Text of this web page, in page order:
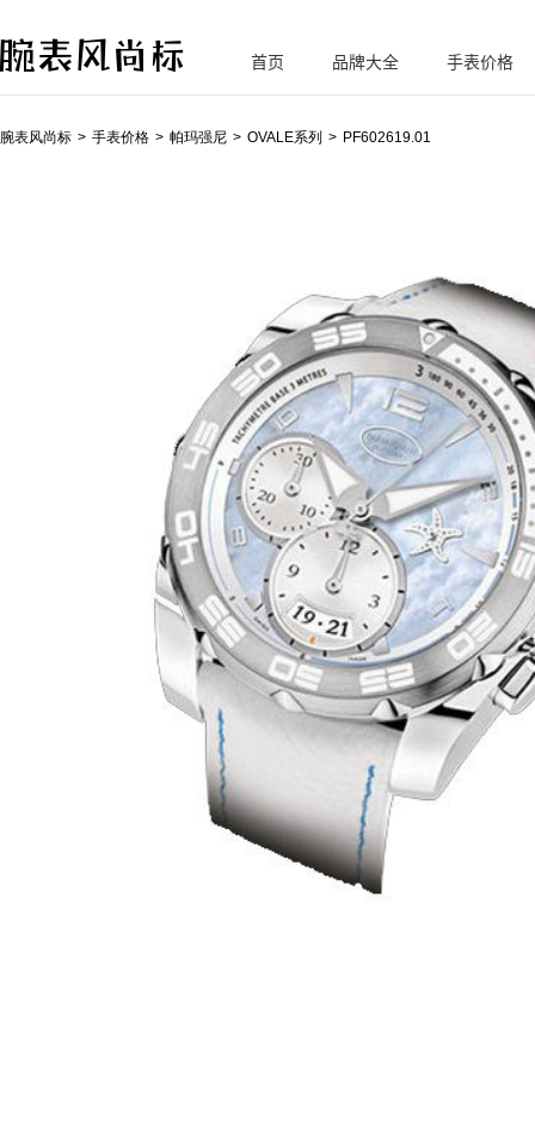
腕
首页 品牌大全 手表价格
腕表风尚标 手表价格 帕玛强尼 OVALE系列 PF602619.01